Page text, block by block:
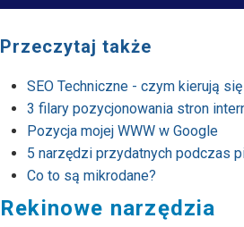
Przeczytaj także
SEO Techniczne - czym kierują
3 filary pozycjonowania stron
Pozycja mojej WWW w Google
5 narzędzi przydatnych podczas
Co to są mikrodane?
Rekinowe narzędzia